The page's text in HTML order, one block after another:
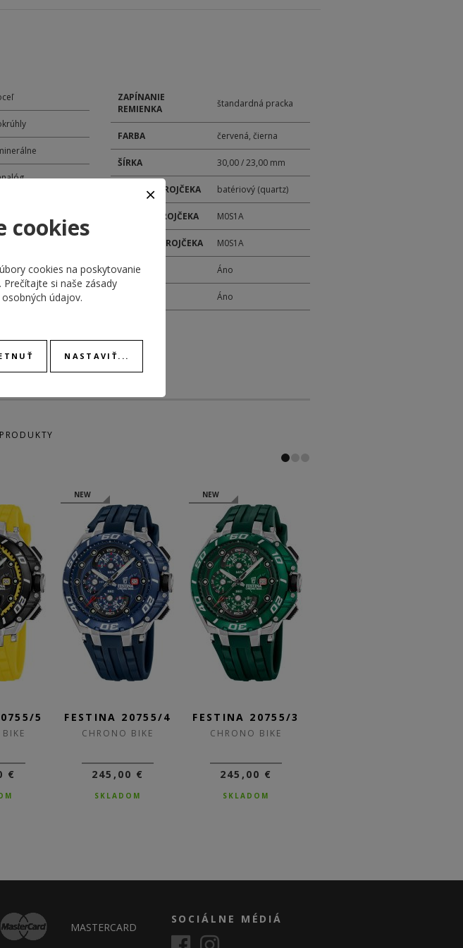
mm
náramok
ZAPÍNANIE
REMIENKA
štandardná pracka
FARBA červená, čierna
ŠÍRKA 30,00 / 23,00 mm
POHON STROJČEKA batériový (quartz)
MODEL STROJČEKA M0S1A
KALIBER STROJČEKA M0S1A
DÁTUM Áno
Áno
5
€
NEW
FESTINA 20755/4
CHRONO BIKE
245,00 €
SKLADOM
NEW
FESTINA 20755/3
CHRONO BIKE
245,00 €
SKLADOM
MASTERCARD
SOCIÁLNE MÉDIÁ
cookies
cookies na poskytovanie
Prečítajte si naše zásady
údajov.
NASTAVIŤ...